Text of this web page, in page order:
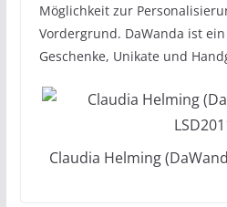
Möglichkeit zur
Vordergrund. DaWanda ist
Geschenke, Unikate und
Claudia Helming